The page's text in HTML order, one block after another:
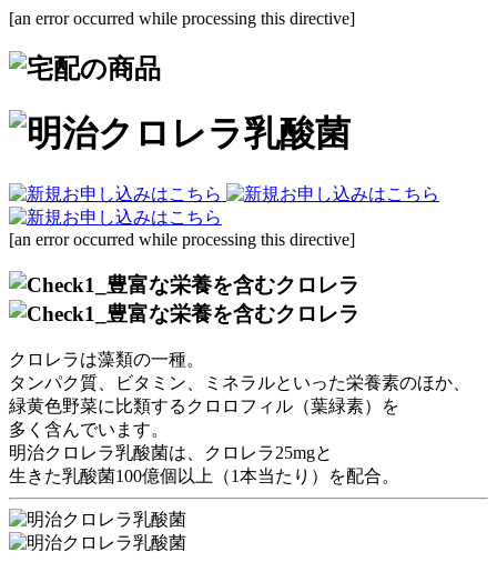
[an error occurred while processing this directive]
[an error occurred while processing this directive]
クロレラは藻類の一種。
タンパク質、ビタミン、ミネラルといった栄養素のほか、
緑黄色野菜に比類するクロロフィル（葉緑素）
を
多く含んでいます。
明治クロレラ乳酸菌は、
クロレラ25mgと
生きた乳酸菌100億個以上
（1本当たり）を配合。